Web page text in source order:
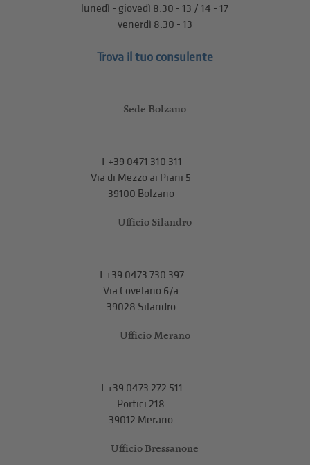
lunedì - giovedì 8.30 - 13 / 14 - 17
venerdì 8.30 - 13
Trova il tuo consulente
Sede Bolzano
T+39 0471 310 311
Via di Mezzo ai Piani 5
39100 Bolzano
Ufficio Silandro
T+39 0473 730 397
Via Covelano 6/a
39028 Silandro
Ufficio Merano
T+39 0473 272 511
Portici 218
39012 Merano
Ufficio Bressanone